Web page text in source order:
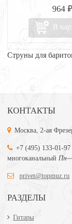
964 ₽
В
Струны для
КОНТАКТЫ
Москва, 2-ая
+7 (495) 133-01-97
многоканальный
privet@topmuz.ru
РАЗДЕЛЫ
Гитары